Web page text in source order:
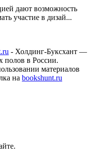
дают возможность
участие в дизай...
- Холдинг-Буксхант —
полов в России.
материалов
на bookshunt.ru